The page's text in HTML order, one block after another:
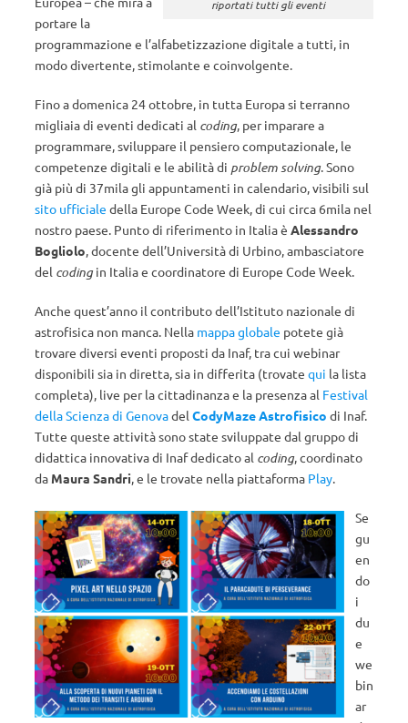
riportati tutti gli eventi
portare la
programmazione e l’alfabetizzazione digitale a tutti, in
modo divertente, stimolante e coinvolgente.
Fino a domenica 24 ottobre, in tutta Europa si terranno
migliaia di eventi dedicati al coding, per imparare a
programmare, sviluppare il pensiero computazionale, le
competenze digitali e le abilità di problem solving. Sono
già più di 37mila gli appuntamenti in calendario, visibili sul
sito ufficiale della Europe Code Week, di cui circa 6mila nel
nostro paese. Punto di riferimento in Italia è Alessandro
Bogliolo, docente dell’Università di Urbino, ambasciatore
del codingin Italia e coordinatore di Europe Code Week.
Anche quest’anno il contributo dell’Istituto nazionale di
astrofisica non manca. Nella mappa globale potete già
trovare diversi eventi proposti da Inaf, tra cui webinar
disponibili sia in diretta, sia in differita (trovate qui la lista
completa), live per la cittadinanza e la presenza al Festival
della Scienza di Genovadel CodyMaze Astrofisico di Inaf.
Tutte queste attività sono state sviluppate dal gruppo di
didattica innovativa di Inaf dedicato al coding, coordinato
da Maura Sandri, e le trovate nella piattaforma Play.
Se
gu
en
do
i
du
e
we
bin
ar